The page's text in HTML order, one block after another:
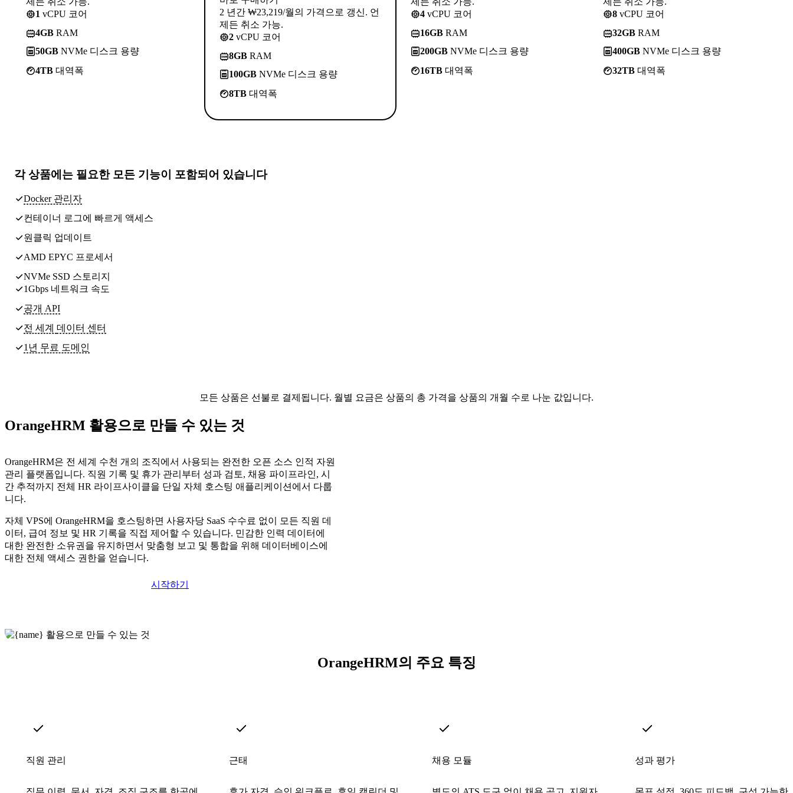
1 vCPU 코어
4GB RAM
50GB NVMe 디스크 용량
4TB 대역폭
2 년간 ₩23,219/월의 가격으로 갱신. 언
제든 취소 가능.
2 vCPU 코어
8GB RAM
100GB NVMe 디스크 용량
8TB 대역폭
4 vCPU 코어
16GB RAM
200GB NVMe 디스크 용량
16TB 대역폭
8 vCPU 코어
32GB RAM
400GB NVMe 디스크 용량
32TB 대역폭
각 상품에는 필요한 모든 기능이 포함되어 있습니다
Docker 관리자
컨테이너 로그에 빠르게 액세스
원클릭 업데이트
AMD EPYC 프로세서
NVMe SSD 스토리지
1Gbps 네트워크 속도
공개 API
전 세계 데이터 센터
1년 무료 도메인
모든 상품은 선불로 결제됩니다. 월별 요금은 상품의 총 가격을 상품의 개월 수로 나눈 값입니다.
OrangeHRM 활용으로 만들 수 있는 것
OrangeHRM은 전 세계 수천 개의 조직에서 사용되는 완전한 오픈 소스 인적 자원
관리 플랫폼입니다. 직원 기록 및 휴가 관리부터 성과 검토, 채용 파이프라인, 시
간 추적까지 전체 HR 라이프사이클을 단일 자체 호스팅 애플리케이션에서 다룹
니다.
자체 VPS에 OrangeHRM을 호스팅하면 사용자당 SaaS 수수료 없이 모든 직원 데
이터, 급여 정보 및 HR 기록을 직접 제어할 수 있습니다. 민감한 인력 데이터에
대한 완전한 소유권을 유지하면서 맞춤형 보고 및 통합을 위해 데이터베이스에
대한 전체 액세스 권한을 얻습니다.
시작하기
OrangeHRM의 주요 특징
직원 관리 근태 채용 모듈 성과 평가